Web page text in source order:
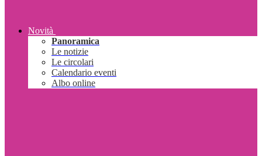
Novità
Panoramica
Le notizie
Le circolari
Calendario eventi
Albo online